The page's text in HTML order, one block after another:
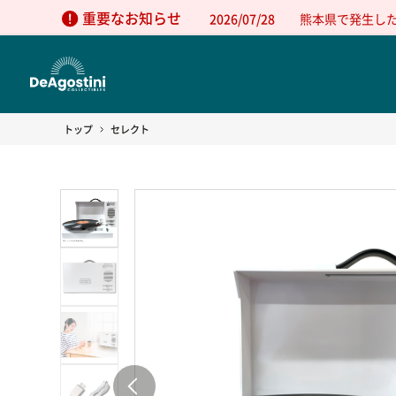
2026/07/28
重要なお知らせ 熊本県で発生し
トップ セレクト